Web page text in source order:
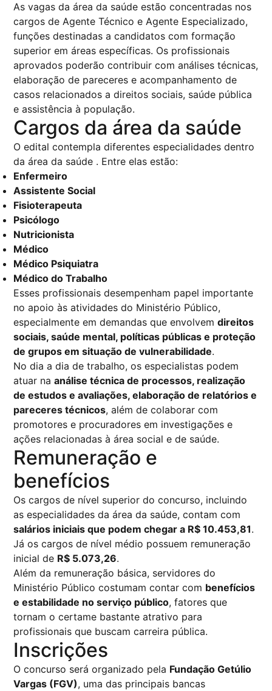
As vagas da área da saúde estão concentradas nos
cargos de Agente Técnico e Agente Especializado,
funções destinadas a candidatos com formação
superior em áreas específicas. Os profissionais
aprovados poderão contribuir com análises técnicas,
elaboração de pareceres e acompanhamento de
casos relacionados a direitos sociais, saúde pública
e assistência à população.
Cargos da área da saúde
O edital contempla diferentes especialidades dentro
da área da saúde . Entre elas estão:
Enfermeiro
Assistente Social
Fisioterapeuta
Psicólogo
Nutricionista
Médico
Médico Psiquiatra
Médico do Trabalho
Esses profissionais desempenham papel importante
no apoio às atividades do Ministério Público,
especialmente em demandas que envolvemdireitos
sociais, saúde mental, políticas públicas e proteção
de grupos em situação de vulnerabilidade.
No dia a dia de trabalho, os especialistas podem
atuar naanálise técnica de processos, realização
de estudos e avaliações, elaboração de relatórios e
pareceres técnicos, além de colaborar com
promotores e procuradores em investigações e
ações relacionadas à área social e de saúde.
Remuneração e
benefícios
Os cargos de nível superior do concurso, incluindo
as especialidades da área da saúde, contam com
salários iniciais que podem chegar a R$ 10.453,81.
Já os cargos de nível médio possuem remuneração
inicial de R$ 5.073,26.
Além da remuneração básica, servidores do
Ministério Público costumam contar com benefícios
e estabilidade no serviço público, fatores que
tornam o certame bastante atrativo para
profissionais que buscam carreira pública.
Inscrições
O concurso será organizado pela Fundação Getúlio
Vargas (FGV), uma das principais bancas